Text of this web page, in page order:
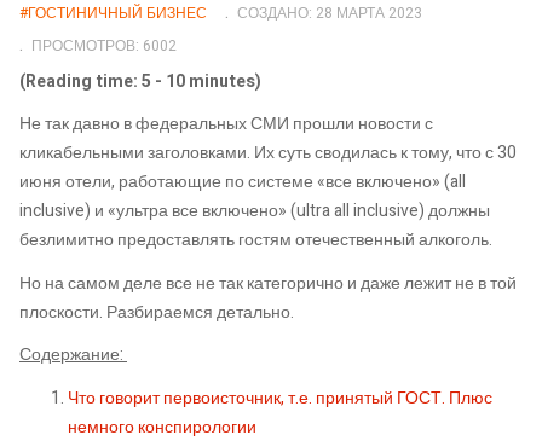
#ГОСТИНИЧНЫЙ БИЗНЕС
СОЗДАНО: 28 МАРТА 2023
ПРОСМОТРОВ: 6002
(Reading time: 5 - 10 minutes)
Не так давно в федеральных СМИ прошли новости с
кликабельными заголовками. Их суть сводилась к тому, что с 30
июня отели, работающие по системе «все включено» (all
inclusive) и «ультра все включено» (ultra all inclusive) должны
безлимитно предоставлять гостям отечественный алкоголь.
Но на самом деле все не так категорично и даже лежит не в той
плоскости. Разбираемся детально.
Содержание:
Что говорит первоисточник, т.е. принятый ГОСТ. Плюс
немного конспирологии